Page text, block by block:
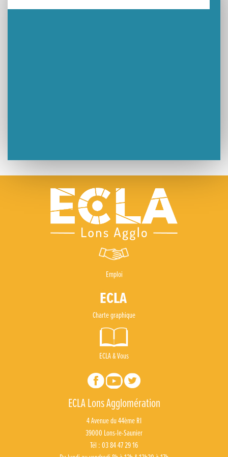
Un week-end placé sous le signe du souvenir et de l’émotion
Emploi
Charte graphique
ECLA & Vous
ECLA Lons Agglomération
4 Avenue du 44ème RI
39000 Lons-le-Saunier
Tél : 03 84 47 29 16